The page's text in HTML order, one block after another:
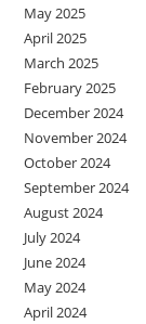
May 2025
April 2025
March 2025
February 2025
December 2024
November 2024
October 2024
September 2024
August 2024
July 2024
June 2024
May 2024
April 2024